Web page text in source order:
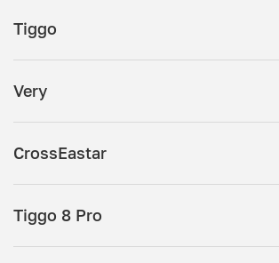
Tiggo
Very
CrossEastar
Tiggo 8 Pro